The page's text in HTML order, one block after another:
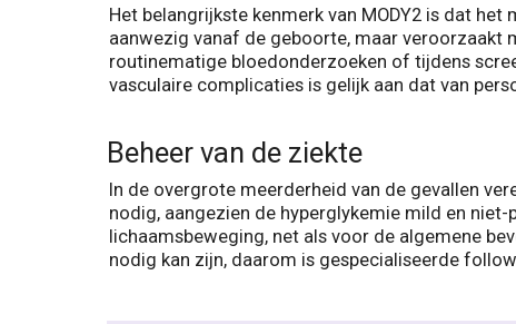
Het belangrijkste kenmerk van MODY2 is dat
aanwezig vanaf de geboorte, maar veroorzaakt
routinematige bloedonderzoeken of tijdens
vasculaire complicaties is gelijk aan dat van
Beheer van de ziekte
In de overgrote meerderheid van de gevallen
nodig, aangezien de hyperglykemie mild en
lichaamsbeweging, net als voor de algemene
nodig kan zijn, daarom is gespecialiseerde